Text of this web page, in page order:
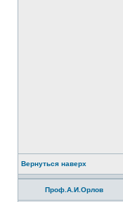
Вернуться наверх
Проф.А.И.Орлов